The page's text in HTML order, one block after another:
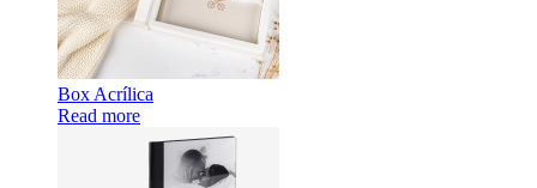
Box Acrílica
Read more